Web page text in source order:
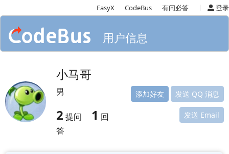
EasyX CodeBus 有问必答 登录
用户信息
小马哥
男
2 提问 1 回
答
添加好友 发送 QQ 消息
发送 Email